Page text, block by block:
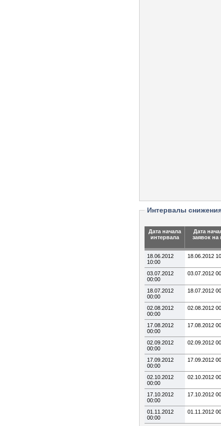
Интервалы
Дата начала
интервала
Дата
заявок на
18.06.2012
10:00
18.06.2012
03.07.2012
00:00
03.07.2012
18.07.2012
00:00
18.07.2012
02.08.2012
00:00
02.08.2012
17.08.2012
00:00
17.08.2012
02.09.2012
00:00
02.09.2012
17.09.2012
00:00
17.09.2012
02.10.2012
00:00
02.10.2012
17.10.2012
00:00
17.10.2012
01.11.2012
00:00
01.11.2012